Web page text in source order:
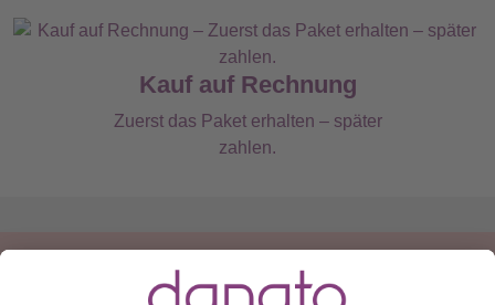
Kauf auf Rechnung
Zuerst das Paket erhalten – später
zahlen.
Du hast eine Frage?